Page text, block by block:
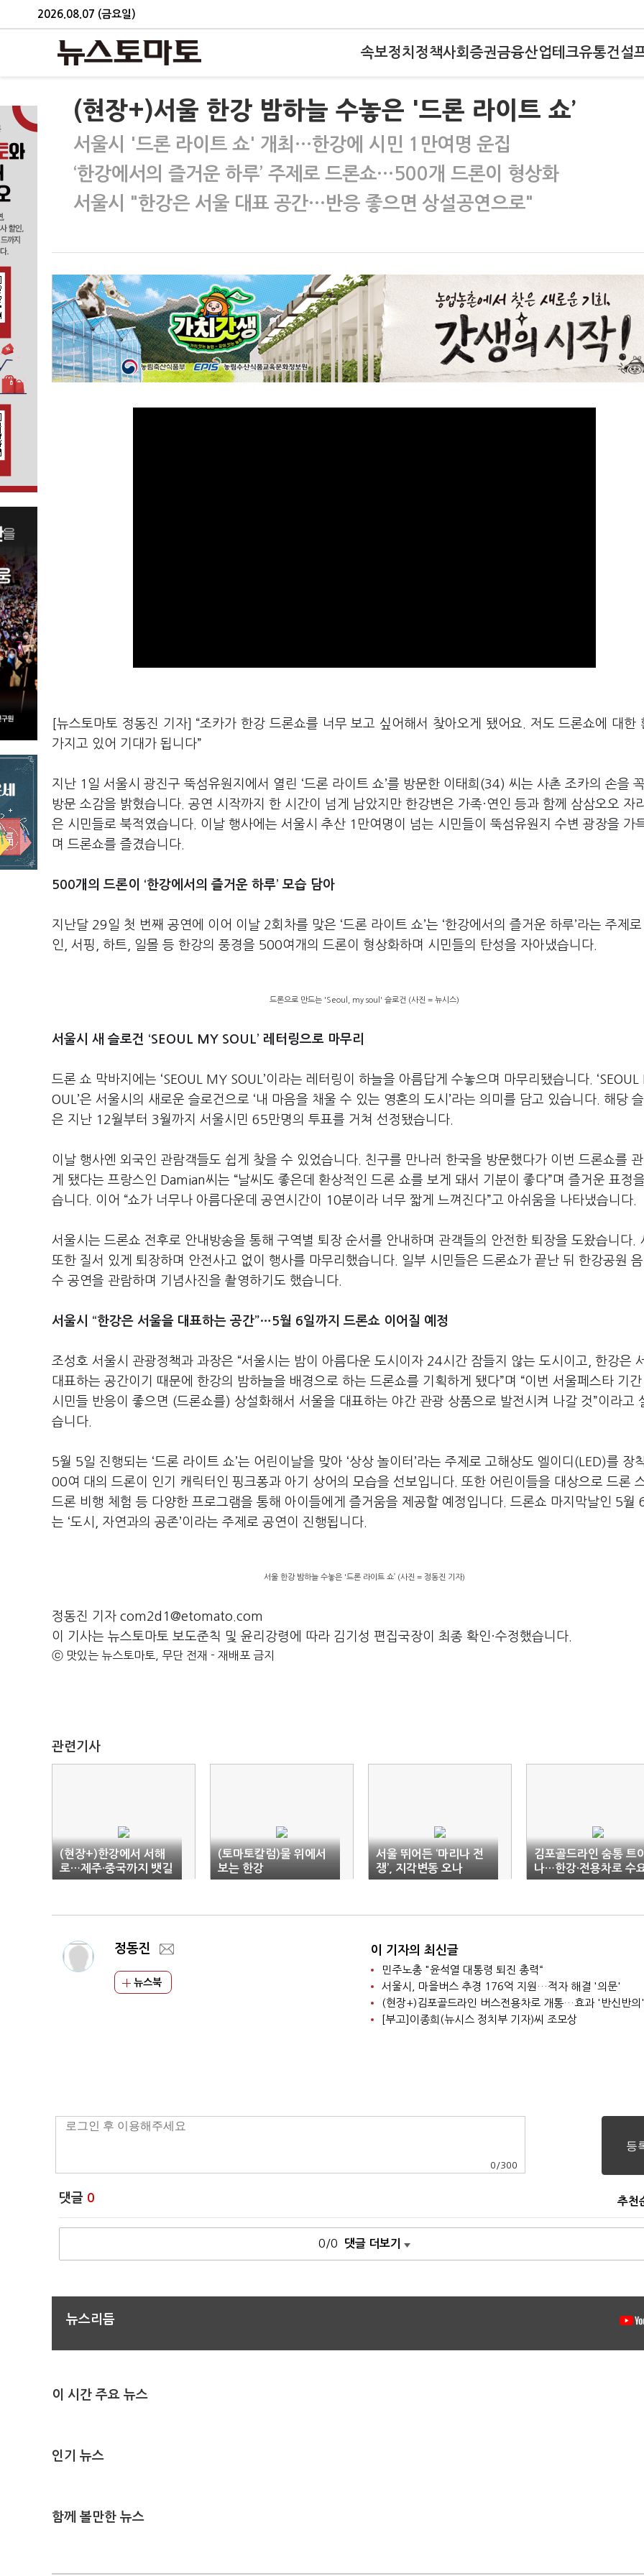
2026.08.07 (금요일)
속보정치 정책사회 증권금융산업테크유통건설
(현장+)서울 한강 밤하늘 수놓은 '드론 라이트 쇼’
서울시 '드론 라이트 쇼' 개최…한강에 시민 1만여명 운집
‘한강에서의 즐거운 하루’ 주제로 드론쇼…500개 드론이 형상화
서울시 "한강은 서울 대표 공간…반응 좋으면 상설공연으로"
[뉴스토마토 정동진 기자] “조카가 한강 드론쇼를 너무 보고 싶어해서 찾아오게 됐어요. 저도 드론쇼에 대한
가지고 있어 기대가 됩니다”
지난 1일 서울시 광진구 뚝섬유원지에서 열린 ‘드론 라이트 쇼’를 방문한 이태희(34) 씨는 사촌 조카의 손을
방문 소감을 밝혔습니다. 공연 시작까지 한 시간이 넘게 남았지만 한강변은 가족·연인 등과 함께 삼삼오오 자
은 시민들로 북적였습니다. 이날 행사에는 서울시 추산 1만여명이 넘는 시민들이 뚝섬유원지 수변 광장을 가
며 드론쇼를 즐겼습니다.
500개의 드론이 ‘한강에서의 즐거운 하루’ 모습 담아
지난달 29일 첫 번째 공연에 이어 이날 2회차를 맞은 ‘드론 라이트 쇼’는 ‘한강에서의 즐거운 하루’라는 주제
인, 서핑, 하트, 일몰 등 한강의 풍경을 500여개의 드론이 형상화하며 시민들의 탄성을 자아냈습니다.
드론으로 만드는 'Seoul, my soul' 슬로건 (사진 = 뉴시스)
서울시 새 슬로건 ‘SEOUL MY SOUL’ 레터링으로 마무리
드론 쇼 막바지에는 ‘SEOUL MY SOUL’이라는 레터링이 하늘을 아름답게 수놓으며 마무리됐습니다.
OUL’은 서울시의 새로운 슬로건으로 ‘내 마음을 채울 수 있는 영혼의 도시’라는 의미를 담고 있습니다. 해당
은 지난 12월부터 3월까지 서울시민 65만명의 투표를 거쳐 선정됐습니다.
이날 행사엔 외국인 관람객들도 쉽게 찾을 수 있었습니다. 친구를 만나러 한국을 방문했다가 이번 드론쇼를
게 됐다는 프랑스인 Damian씨는 “날씨도 좋은데 환상적인 드론 쇼를 보게 돼서 기분이 좋다”며 즐거운 표정
습니다. 이어 “쇼가 너무나 아름다운데 공연시간이 10분이라 너무 짧게 느껴진다”고 아쉬움을 나타냈습니다.
서울시는 드론쇼 전후로 안내방송을 통해 구역별 퇴장 순서를 안내하며 관객들의 안전한 퇴장을 도왔습니다.
또한 질서 있게 퇴장하며 안전사고 없이 행사를 마무리했습니다. 일부 시민들은 드론쇼가 끝난 뒤 한강공원
수 공연을 관람하며 기념사진을 촬영하기도 했습니다.
서울시 “한강은 서울을 대표하는 공간”…5월 6일까지 드론쇼 이어질 예정
조성호 서울시 관광정책과 과장은 “서울시는 밤이 아름다운 도시이자 24시간 잠들지 않는 도시이고, 한강은
대표하는 공간이기 때문에 한강의 밤하늘을 배경으로 하는 드론쇼를 기획하게 됐다”며 “이번 서울페스타 기
시민들 반응이 좋으면 (드론쇼를) 상설화해서 서울을 대표하는 야간 관광 상품으로 발전시켜 나갈 것”이라고
습니다.
5월 5일 진행되는 ‘드론 라이트 쇼’는 어린이날을 맞아 ‘상상 놀이터’라는 주제로 고해상도 엘이디(LED)를 장
00여 대의 드론이 인기 캐릭터인 핑크퐁과 아기 상어의 모습을 선보입니다. 또한 어린이들을 대상으로 드론
드론 비행 체험 등 다양한 프로그램을 통해 아이들에게 즐거움을 제공할 예정입니다. 드론쇼 마지막날인 5월
는 ‘도시, 자연과의 공존’이라는 주제로 공연이 진행됩니다.
서울 한강 밤하늘 수놓은 '드론 라이트 쇼’ (사진 = 정동진 기자)
정동진 기자 com2d1@etomato.com
이 기사는 뉴스토마토 보도준칙 및 윤리강령에 따라 김기성 편집국장이 최종 확인·수정했습니다.
ⓒ 맛있는 뉴스토마토, 무단 전재 - 재배포 금지
관련기사
(현장+)한강에서 서해
로…제주·중국까지 뱃길
열린다
(토마토칼럼)물 위에서
보는 한강
서울 뛰어든 ‘마리나 전
쟁’, 지각변동 오나
김포골드라인 숨통 트
나…한강·전용차로 수
분산
정동진
뉴스북
이 기자의 최신글
민주노총 "윤석열 대통령 퇴진 총력“
서울시, 마을버스 추경 176억 지원…적자 해결 '의문'
(현장+)김포골드라인 버스전용차로 개통…효과 '반신반의'
[부고]이종희(뉴시스 정치부 기자)씨 조모상
0 /300
댓글 0 추천
0/0 댓글 더보기
뉴스리듬
이 시간 주요 뉴스
인기 뉴스
함께 볼만한 뉴스